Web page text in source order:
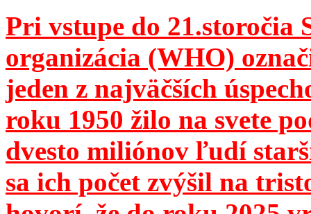
Pri vstupe do 21.storočia
organizácia (WHO)
jeden z najväčších
roku 1950 žilo na svete
dvesto miliónov ľudí
sa ich počet zvýšil na